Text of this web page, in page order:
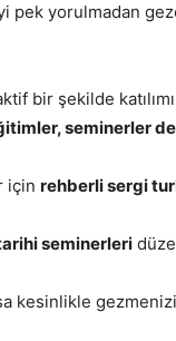
pek yorulmadan
bir şekilde
seminerler
için rehberli sergi
seminerleri
kesinlikle